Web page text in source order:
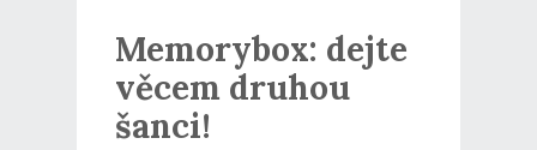
Memorybox: dejte
věcem druhou
šanci!